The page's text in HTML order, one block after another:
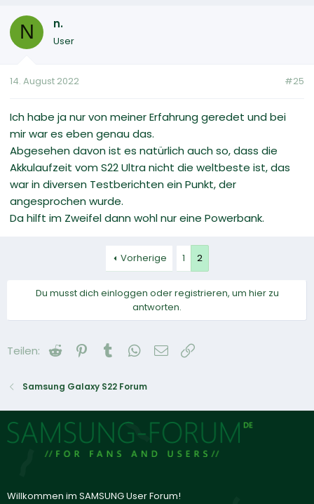
N n.
User
14. August 2022 #25
Ich habe ja nur von meiner Erfahrung geredet und bei
mir war es eben genau das.
Abgesehen davon ist es natürlich auch so, dass die
Akkulaufzeit vom S22 Ultra nicht die weltbeste ist, das
war in diversen Testberichten ein Punkt, der
angesprochen wurde.
Da hilft im Zweifel dann wohl nur eine Powerbank.
Vorherige 1 2
Du musst dich einloggen oder registrieren, um hier zu
antworten.
Teilen: Reddit Pinterest
Tumblr WhatsApp
E-Mail
Samsung Galaxy S22 Forum
Willkommen im SAMSUNG User Forum!